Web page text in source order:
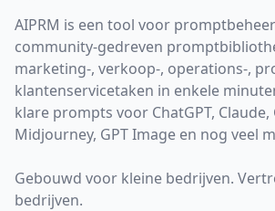
AIPRM is een tool voor
community-gedreven
marketing-, verkoop-, operations-,
klantenservicetaken in enkele
klare prompts voor ChatGPT, Claude,
Midjourney, GPT Image en nog veel
Gebouwd voor kleine bedrijven.
bedrijven.